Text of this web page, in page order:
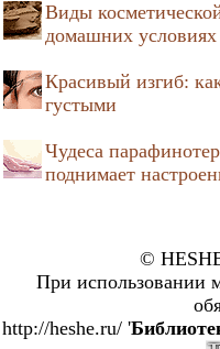
Виды
домашних условиях
Красивый изгиб:
густыми
Чудеса
поднимает
©
При использовании
http://heshe.ru/ '